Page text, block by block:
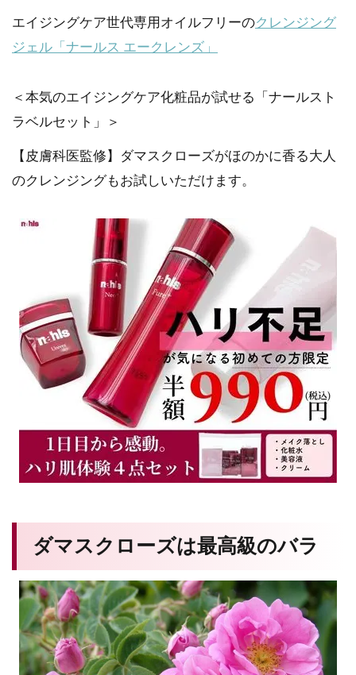
エイジングケア世代専用オイルフリーのクレンジング
ジェル「ナールス エークレンズ」
＜本気のエイジングケア化粧品が試せる「ナールスト
ラベルセット」＞
【皮膚科医監修】ダマスクローズがほのかに香る大人
のクレンジングもお試しいただけます。
ダマスクローズは最高級のバラ